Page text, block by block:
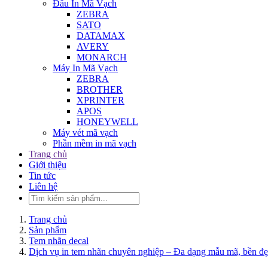
Đầu In Mã Vạch
ZEBRA
SATO
DATAMAX
AVERY
MONARCH
Máy In Mã Vạch
ZEBRA
BROTHER
XPRINTER
APOS
HONEYWELL
Máy vét mã vạch
Phần mềm in mã vạch
Trang chủ
Giới thiệu
Tin tức
Liên hệ
Trang chủ
Sản phẩm
Tem nhãn decal
Dịch vụ in tem nhãn chuyên nghiệp – Đa dạng mẫu mã, bền